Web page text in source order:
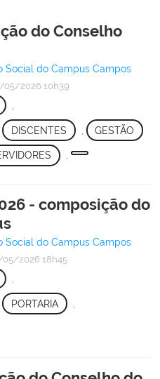
do Conselho
Social do Campus Campos
05/2026 10h39
DISCENTES GESTÃO
,
- composição do
Social do Campus Campos
2026 18h45
PORTARIA